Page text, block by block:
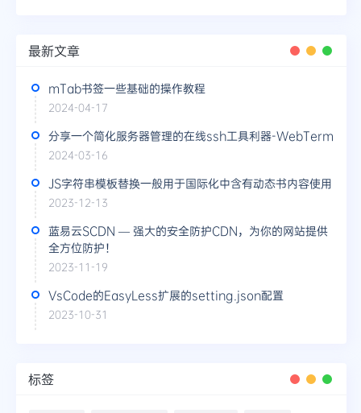
最新文章
mTab书签一些基础的操作教程
2024-04-17
分享一个简化服务器管理的在线ssh工具利器-WebTerm
2024-03-16
JS字符串模板替换一般用于国际化中含有动态书内容使用
2023-12-13
蓝易云SCDN — 强大的安全防护CDN，为你的网站提供
全方位防护！
2023-11-19
VsCode的EasyLess扩展的setting.json配置
2023-10-31
标签